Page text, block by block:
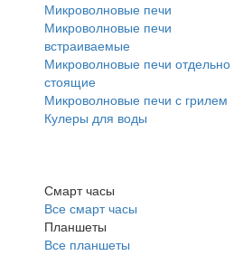
Микроволновые печи
Микроволновые печи
встраиваемые
Микроволновые печи отдельно
стоящие
Микроволновые печи с грилем
Кулеры для воды
Смарт часы
Все смарт часы
Планшеты
Все планшеты